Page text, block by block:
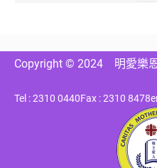
Copyright © 2024 明愛樂
Tel : 2310 0440Fax : 2310 8478